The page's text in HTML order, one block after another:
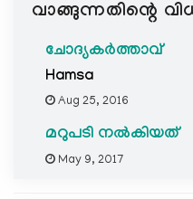
വാങ്ങുന്നതിന്റെ
ചോദ്യകർത്താവ്
Hamsa
Aug 25, 2016
മറുപടി നൽകിയത്
May 9, 2017